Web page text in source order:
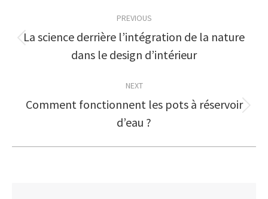
navigation
PREVIOUS
Previous
post:
La science derrière l’intégration de la nature
dans le design d’intérieur
NEXT
Next
post:
Comment fonctionnent les pots à réservoir
d’eau ?